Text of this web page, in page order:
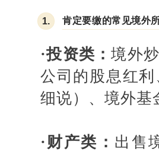
1. 肯定要缴的常见境外
·投资类：境外
公司的股息红
细说）、境外基
· 财产类： 出售